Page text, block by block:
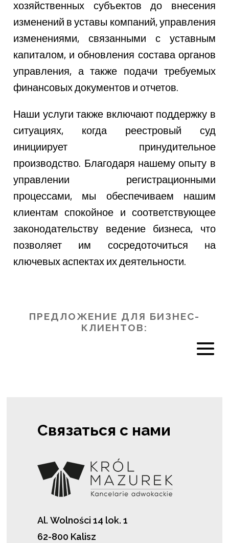
хозяйственных субъектов до внесения
изменений в уставы компаний, управления
изменениями, связанными с уставным
капиталом, и обновления состава органов
управления, а также подачи требуемых
финансовых документов и отчетов.
Наши услуги также включают поддержку в
ситуациях, когда реестровый суд
инициирует принудительное
производство. Благодаря нашему опыту в
управлении регистрационными
процессами, мы обеспечиваем нашим
клиентам спокойное и соответствующее
законодательству ведение бизнеса, что
позволяет им сосредоточиться на
ключевых аспектах их деятельности.
ПРЕДЛОЖЕНИЕ ДЛЯ БИЗНЕС-
КЛИЕНТОВ:
Связаться с нами
Al. Wolności 14 lok. 1
62-800 Kalisz